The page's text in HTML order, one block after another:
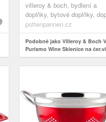
villeroy & boch, bydlení a
doplňky, bytové doplňky,
do kuchyně, stolování,
pottenpannen.cz
Podobně jako Villeroy & Boch
Purismo Wine Sklenice na
intric+del 11-3780-0025